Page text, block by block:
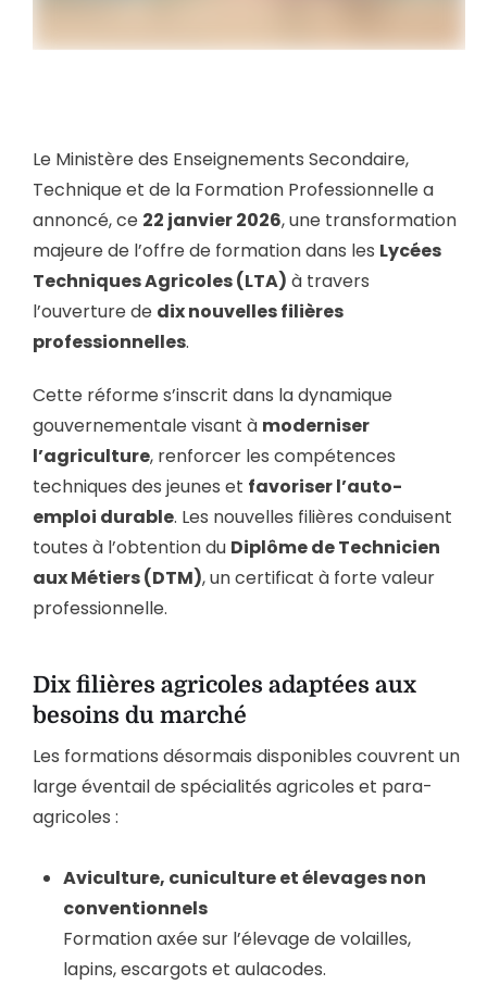
Le Ministère des Enseignements Secondaire,
Technique et de la Formation Professionnelle a
annoncé, ce 22 janvier 2026, une transformation
majeure de l’offre de formation dans les Lycées
Techniques Agricoles (LTA) à travers
l’ouverture de dix nouvelles filières
professionnelles.
Cette réforme s’inscrit dans la dynamique
gouvernementale visant à moderniser
l’agriculture, renforcer les compétences
techniques des jeunes et favoriser l’auto-
emploi durable. Les nouvelles filières conduisent
toutes à l’obtention du Diplôme de Technicien
aux Métiers (DTM), un certificat à forte valeur
professionnelle.
Dix filières agricoles adaptées aux
besoins du marché
Les formations désormais disponibles couvrent un
large éventail de spécialités agricoles et para-
agricoles :
Aviculture, cuniculture et élevages non
conventionnels
Formation axée sur l’élevage de volailles,
lapins, escargots et aulacodes.